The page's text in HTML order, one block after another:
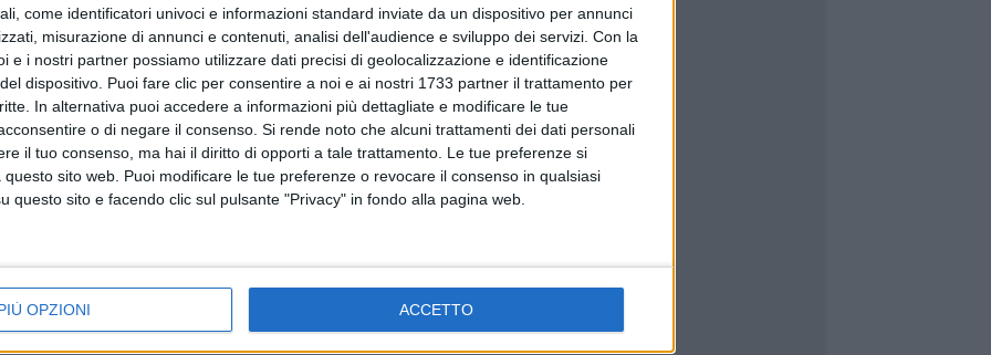
come identificatori univoci e informazioni standard inviate da un dispositivo per annunci
misurazione di annunci e contenuti, analisi dell'audience e sviluppo dei servizi. Con la
e i nostri partner possiamo utilizzare dati precisi di geolocalizzazione e identificazione
dispositivo. Puoi fare clic per consentire a noi e ai nostri 1733 partner il trattamento per
In alternativa puoi accedere a informazioni più dettagliate e modificare le tue
o di negare il consenso. Si rende noto che alcuni trattamenti dei dati personali
il tuo consenso, ma hai il diritto di opporti a tale trattamento. Le tue preferenze si
sito web. Puoi modificare le tue preferenze o revocare il consenso in qualsiasi
questo sito e facendo clic sul pulsante "Privacy" in fondo alla pagina web.
OPZIONI ACCETTO
firmatario cons. Carrieri.
Ncc - primo firmatario cons. Carrieri.
- primo firmatario cons. Carrieri.
consiglieri comunali, primo firmatario il consigliere
supporto economico per le spese veterinarie
del Comune di Bari".
primo firmatario il consigliere Giuseppe Carrieri,
comunali, primo firmatario Fabio Saverio Romito,
commemorativa in memoria delle vittime del
Giuseppe Carrieri avente ad oggetto: "Divieto